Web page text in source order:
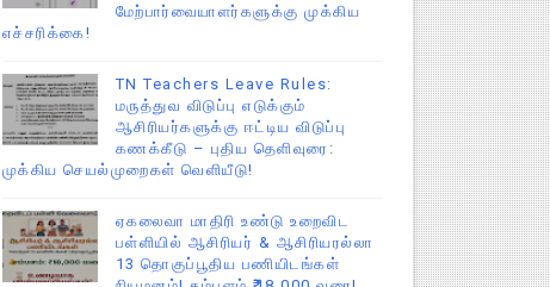
மேற்பார்வையாளர்களுக்கு முக்கிய
எச்சரிக்கை!
TN Teachers Leave Rules:
மருத்துவ விடுப்பு எடுக்கும்
ஆசிரியர்களுக்கு ஈட்டிய விடுப்பு
கணக்கீடு – புதிய தெளிவுரை:
முக்கிய செயல்முறைகள் வெளியீடு!
ஏகலைவா மாதிரி உண்டு உறைவிட
பள்ளியில் ஆசிரியர் & ஆசிரியரல்லா
13 தொகுப்பூதிய பணியிடங்கள்